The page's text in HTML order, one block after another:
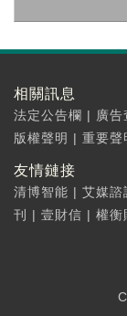
相關訊息
法定公告欄 | 廣告
版權聲明 | 重要聲
友情鏈接
清博智能 | 艾媒諮
刊
| 壹財信 | 權衡